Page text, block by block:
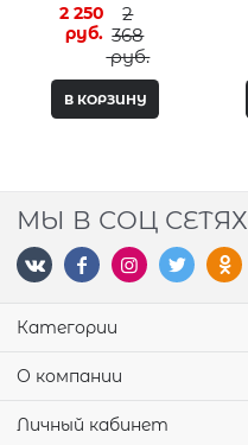
2
368
руб.
2 250
руб.
В КОРЗИНУ
МЫ В СОЦ СЕТЯХ
Категории
О компании
Личный кабинет